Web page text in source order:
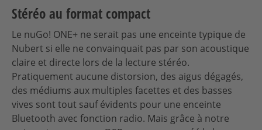
Stéréo au format compact
Le nuGo! ONE+ ne serait pas une enceinte typique de
Nubert si elle ne convainquait pas par son acoustique
claire et directe lors de la lecture stéréo.
Pratiquement aucune distorsion, des aigus dégagés,
des médiums aux multiples facettes et des basses
vives sont tout sauf évidents pour une enceinte
Bluetooth avec fonction radio. Mais grâce à notre